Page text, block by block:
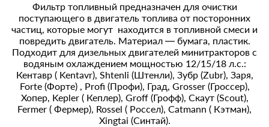
Фильтр топливный предназначен для очистки
поступающего в двигатель топлива от посторонних
частиц, которые могут находится в топливной смеси и
повредить двигатель. Материал — бумага, пластик.
Подходит для дизельных двигателей минитракторов с
водяным охлаждением мощностью 12/15/18 л.с.:
Кентавр ( Kentavr), Shtenli (Штенли), Зубр (Zubr), Заря,
Forte (Форте) , Profi (Профи), Град, Grosser (Гроссер),
Хопер, Kepler ( Кеплер), Groff (Грофф), Скаут (Scout),
Fermer ( Фермер), Rossel ( Россел), Catmann ( Кэтман),
Xingtai (Синтай).